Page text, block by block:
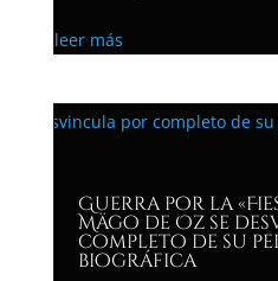
leer más
Guerra por la
Mägo de Oz se
completo de su
biográfica